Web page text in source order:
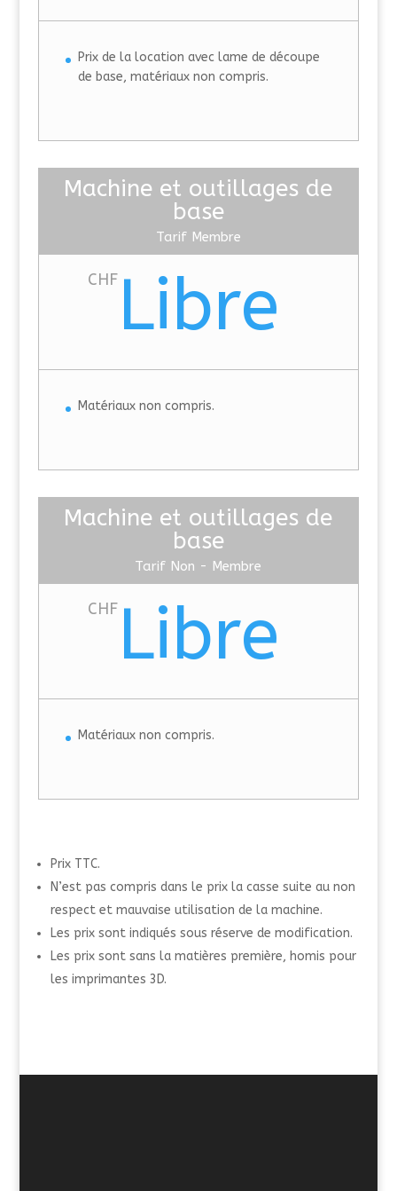
Prix de la location avec lame de découpe
de base, matériaux non compris.
Machine et outillages de
base
Tarif Membre
CHF Libre
Matériaux non compris.
Machine et outillages de
base
Tarif Non - Membre
CHF Libre
Matériaux non compris.
Prix TTC.
N’est pas compris dans le prix la casse suite au non
respect et mauvaise utilisation de la machine.
Les prix sont indiqués sous réserve de modification.
Les prix sont sans la matières première, homis pour
les imprimantes 3D.